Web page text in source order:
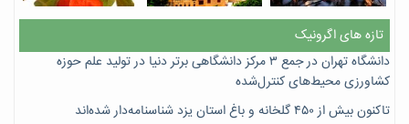
تازه های اگرونیک
دانشگاه تهران در جمع ۳ مرکز دانشگاهی برتر دنیا در تولید علم حوزه
کشاورزی محیط‌های کنترل‌شده
تاکنون بیش از ۴۵۰ گلخانه و باغ استان یزد شناسنامه‌دار شده‌اند